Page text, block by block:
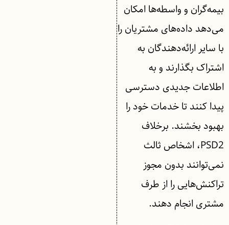
بیمه‌گران و واسطه‌ها امکان
می‌دهد داده‌های مشتریان را
با سایر ارائه‌دهندگان به
اشتراک بگذارند و به
اطلاعات جدیدی دسترسی
پیدا کنند تا خدمات خود را
بهبود بخشند. برخلاف
PSD2، اشخاص ثالث
نمی‌توانند بدون مجوز
تراکنش‌هایی را از طرف
مشتری انجام دهند.